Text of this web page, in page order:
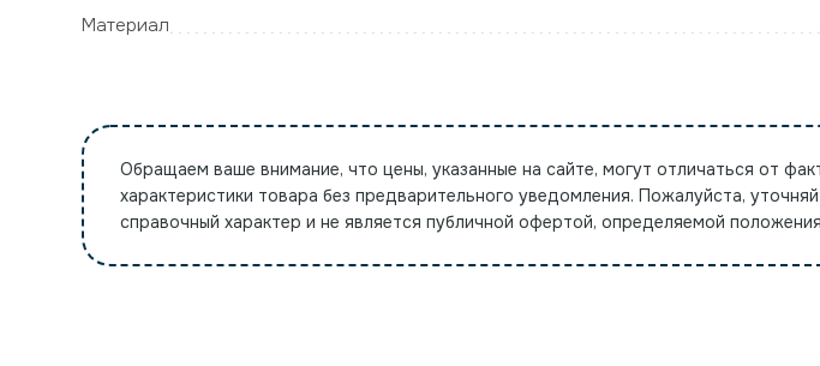
Материал
Обращаем ваше внимание, что цены, указанные на сайте, могут отличаться от
характеристики товара без предварительного уведомления. Пожалуйста,
справочный характер и не является публичной офертой, определяемой